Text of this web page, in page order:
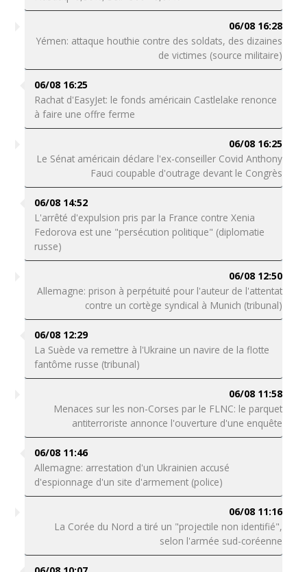
06/08 16:28
Yémen: attaque houthie contre des soldats, des dizaines
de victimes (source militaire)
06/08 16:25
Rachat d'EasyJet: le fonds américain Castlelake renonce
à faire une offre ferme
06/08 16:25
Le Sénat américain déclare l'ex-conseiller Covid Anthony
Fauci coupable d'outrage devant le Congrès
06/08 14:52
L'arrêté d'expulsion pris par la France contre Xenia
Fedorova est une "persécution politique" (diplomatie
russe)
06/08 12:50
Allemagne: prison à perpétuité pour l'auteur de l'attentat
contre un cortège syndical à Munich (tribunal)
06/08 12:29
La Suède va remettre à l'Ukraine un navire de la flotte
fantôme russe (tribunal)
06/08 11:58
Menaces sur les non-Corses par le FLNC: le parquet
antiterroriste annonce l'ouverture d'une enquête
06/08 11:46
Allemagne: arrestation d'un Ukrainien accusé
d'espionnage d'un site d'armement (police)
06/08 11:16
La Corée du Nord a tiré un "projectile non identifié",
selon l'armée sud-coréenne